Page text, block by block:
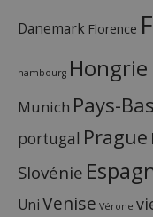
Danemark Florence
hambourg Hongrie
Munich Pays-Bas
portugal Prague
Slovénie
UniVenise Vérone